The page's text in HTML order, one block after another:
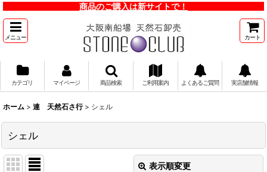
商品のご購入は新サイトで！
メニュー カート
カテゴリ マイページ 商品検索 ご利用案内 よくあるご質問 実店舗情報
ホーム > 連 天然石さ行 > シェル
シェル
表示順変更